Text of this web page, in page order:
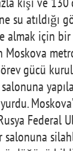
su atıldığı
almak için
Moskova
gücü
Federal